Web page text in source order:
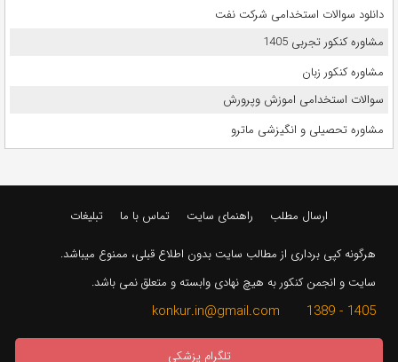
دانلود سوالات استخدامی شرکت نفت
مشاوره کنکور تجربی 1405
مشاوره کنکور زبان
سوالات استخدامی اموزش وپرورش
مشاوره تحصیلی و انگیزشی ماترو
ارسال مطلب راهنمای سایت تماس با ما تبلیغات
هرگونه کپی برداری از مطالب سایت بدون اطلاع قبلی، ممنوع میباشد.
سایت و انجمن کنکور به هیچ نهادی وابسته و متعلق نمی باشد.
1405 - 1389 konkur.in@gmail.com
تلگرام پزشکی